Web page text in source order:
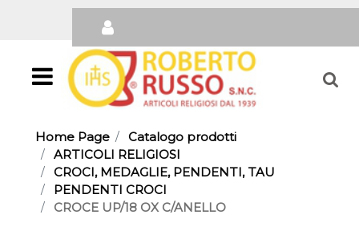
Open
Home Page
Catalogo prodotti
ARTICOLI RELIGIOSI
CROCI, MEDAGLIE, PENDENTI, TAU
PENDENTI CROCI
CROCE UP/18 OX C/ANELLO